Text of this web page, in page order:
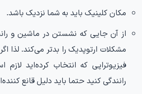
مکان کلینیک باید به شما نزدیک باشد.
از آن جایی که نشستن در ماشین و
مشکلات ارتوپدیک را بدتر می‌کند. لذا
فیزیوتراپی که انتخاب کرده‌اید
رانندگی کنید حتما باید دلیل قانع